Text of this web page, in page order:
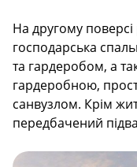
На другому
господарська
та гардеробом, а
гардеробною,
санвузлом. Крім
передбачений